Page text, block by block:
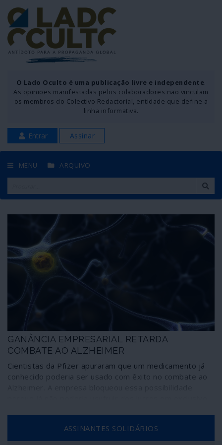
O Lado Oculto é uma publicação livre e independente.
As opiniões manifestadas pelos colaboradores não vinculam
os membros do Colectivo Redactorial, entidade que define a
linha informativa.
Entrar Assinar
MENU ARQUIVO
GANÂNCIA EMPRESARIAL RETARDA
COMBATE AO ALZHEIMER
Cientistas da Pfizer apuraram que um medicamento já
conhecido poderia ser usado com êxito no combate ao
ASSINANTES SOLIDÁRIOS